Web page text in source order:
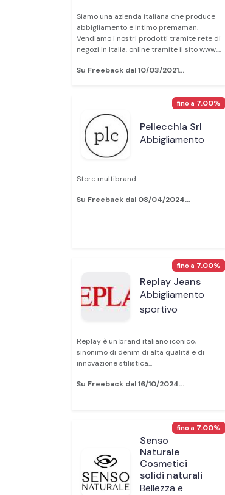
Siamo una azienda italiana che produce
abbigliamento e intimo premaman.
Vendiamo i nostri prodotti tramite rete di
negozi in Italia, online tramite il sito www....
Su Freeback dal 10/03/2021...
Pellecchia Srl
Abbigliamento
Store multibrand....
Su Freeback dal 08/04/2024...
fino a 7.00%
Replay Jeans
Abbigliamento
sportivo
Replay è un brand italiano iconico,
sinonimo di denim di alta qualità e di
innovazione stilistica...
Su Freeback dal 16/10/2024...
fino a 7.00%
Senso
Naturale
Cosmetici
solidi naturali
Bellezza e
fino a 7.00%